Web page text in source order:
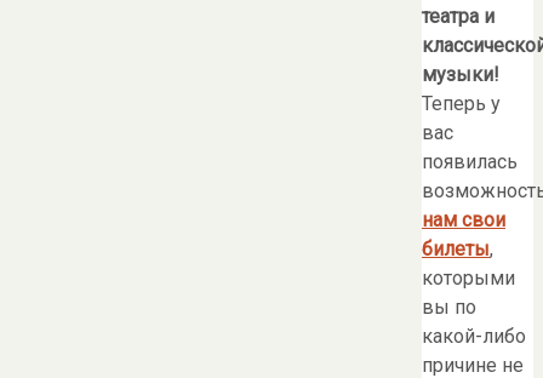
театра и
музыки!
Теперь у
вас
появилась
нам свои
билеты,
которыми
вы по
какой-либо
причине не